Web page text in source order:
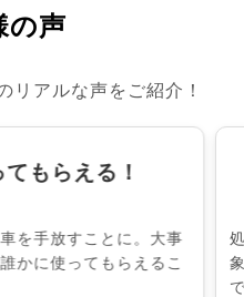
の声
リアルな声をご紹介！
もらえる！
を手放すことに。大事
かに使ってもらえるこ